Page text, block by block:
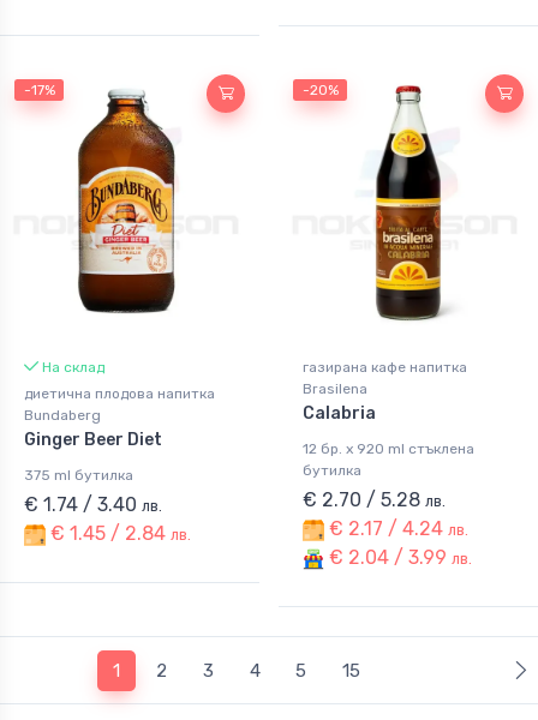
-17%
На склад
диетична плодова напитка
Bundaberg
Ginger Beer Diet
375 ml бутилка
€ 1.74 / 3.40 лв.
€ 1.45 / 2.84 лв.
-20%
газирана кафе напитка
Brasilena
Calabria
12 бр. x 920 ml стъклена
бутилка
€ 2.70 / 5.28 лв.
€ 2.17 / 4.24 лв.
€ 2.04 / 3.99 лв.
1 (current)
2 3 4 5 15